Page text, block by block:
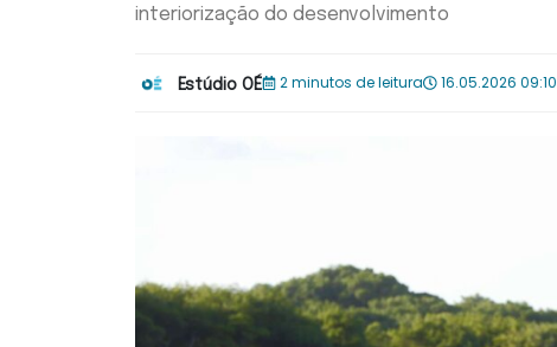
interiorização do desenvolvimento
Estúdio OÉ 2 minutos de leitura 16.05.2026 09:10